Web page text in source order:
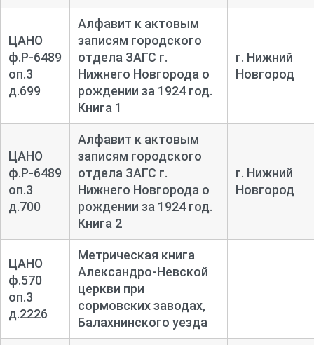
ЦАНО
ф.Р-6489
оп.3
д.699
Алфавит к актовым
записям городского
отдела ЗАГС г.
Нижнего Новгорода о
рождении за 1924 год.
Книга 1
г. Нижний
Новгород
ЦАНО
ф.Р-6489
оп.3
д.700
Алфавит к актовым
записям городского
отдела ЗАГС г.
Нижнего Новгорода о
рождении за 1924 год.
Книга 2
г. Нижний
Новгород
ЦАНО
ф.570
оп.3
д.2226
Метрическая книга
Александро-Невской
церкви при
сормовских заводах,
Балахнинского уезда